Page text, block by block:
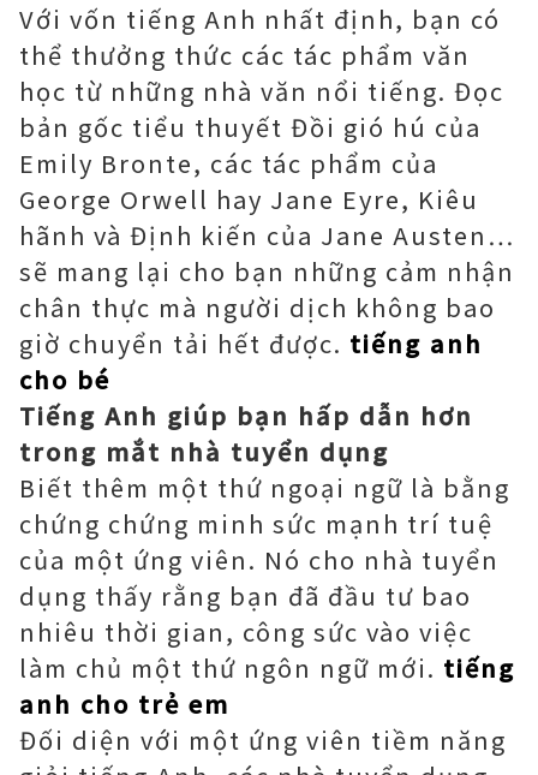
Với vốn tiếng Anh nhất định, bạn có
thể thưởng thức các tác phẩm văn
học từ những nhà văn nổi tiếng. Đọc
bản gốc tiểu thuyết Đồi gió hú của
Emily Bronte, các tác phẩm của
George Orwell hay Jane Eyre, Kiêu
hãnh và Định kiến của Jane Austen…
sẽ mang lại cho bạn những cảm nhận
chân thực mà người dịch không bao
giờ chuyển tải hết được. tiếng anh
cho bé
Tiếng Anh giúp bạn hấp dẫn hơn
trong mắt nhà tuyển dụng
Biết thêm một thứ ngoại ngữ là bằng
chứng chứng minh sức mạnh trí tuệ
của một ứng viên. Nó cho nhà tuyển
dụng thấy rằng bạn đã đầu tư bao
nhiêu thời gian, công sức vào việc
làm chủ một thứ ngôn ngữ mới. tiếng
anh cho trẻ em
Đối diện với một ứng viên tiềm năng